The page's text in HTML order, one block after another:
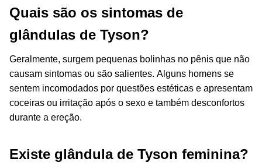
Quais são os sintomas de
glândulas de Tyson?
Geralmente, surgem pequenas bolinhas no pênis que não
causam sintomas ou são salientes. Alguns homens se
sentem incomodados por questões estéticas e apresentam
coceiras ou irritação após o sexo e também desconfortos
durante a ereção.
Existe glândula de Tyson feminina?